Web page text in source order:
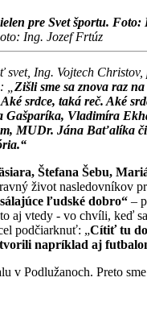
Ing. Jozef Frtúz
Ing. Vojtech Christov,
Zišli sme sa znova raz
srdce, taká reč. Aké
Vladimíra
MUDr. Jána
Štefana Šebu,
život nasledovníkov
ľudské dobro“ –
aj vtedy - vo chvíli, keď
podčiarknuť: „Cítiť tu
napríklad aj
v Podlužanoch. Preto